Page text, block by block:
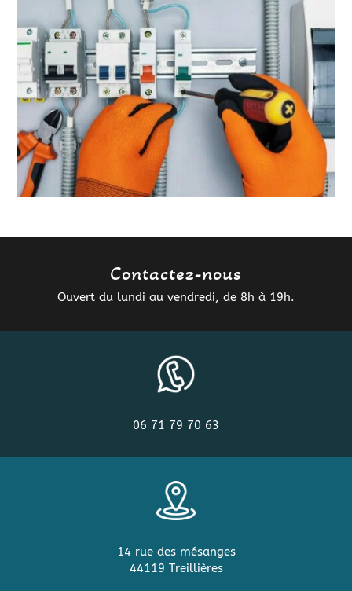
Contactez-nous
Ouvert du lundi au vendredi, de 8h à 19h.
06 71 79 70 63
14 rue des mésanges
44119 Treillières